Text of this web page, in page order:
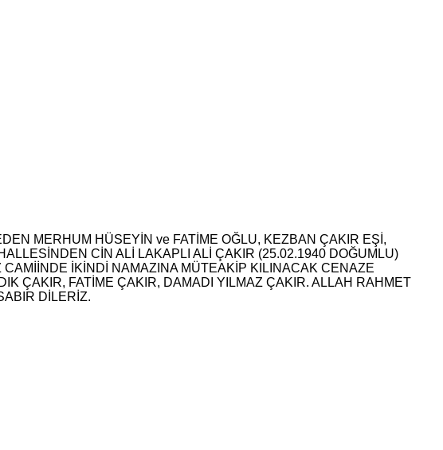
MERHUM HÜSEYİN ve FATİME OĞLU, KEZBAN ÇAKIR EŞİ,
CİN ALİ LAKAPLI ALİ ÇAKIR (25.02.1940 DOĞUMLU)
İKİNDİ NAMAZINA MÜTEAKİP KILINACAK CENAZE
ÇAKIR, FATİME ÇAKIR, DAMADI YILMAZ ÇAKIR. ALLAH RAHMET
DİLERİZ.